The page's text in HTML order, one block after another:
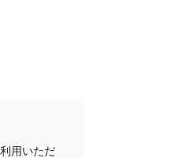
用いただ